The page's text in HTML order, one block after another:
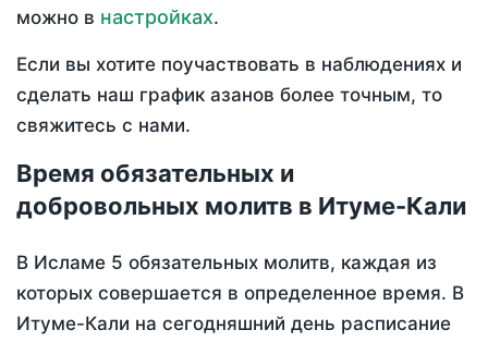
можно в настройках.
Если вы хотите поучаствовать в наблюдениях и
сделать наш график азанов более точным, то
свяжитесь с нами.
Время обязательных и
добровольных молитв в Итуме-Кали
В Исламе 5 обязательных молитв, каждая из
которых совершается в определенное время. В
Итуме-Кали на сегодняшний день расписание